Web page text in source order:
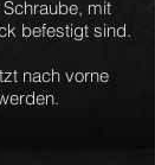
mit
befestigt sind.
nach vorne